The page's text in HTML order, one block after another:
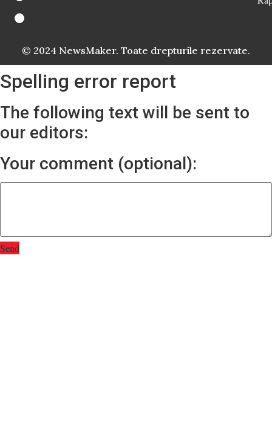
© 2024 NewsMaker. Toate drepturile rezervate.
Spelling error report
The following text will be sent to
our editors:
Your comment (optional):
Send